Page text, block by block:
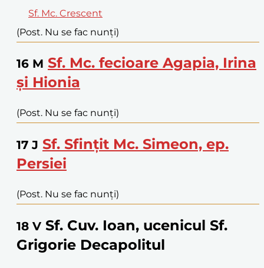
Sf. Mc. Crescent
(Post. Nu se fac nunți)
16 M Sf. Mc. fecioare Agapia, Irina
și Hionia
(Post. Nu se fac nunți)
17 J Sf. Sfințit Mc. Simeon, ep.
Persiei
(Post. Nu se fac nunți)
18 V Sf. Cuv. Ioan, ucenicul Sf.
Grigorie Decapolitul